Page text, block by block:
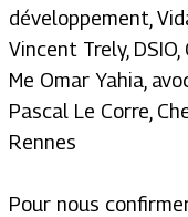
développement,
Vincent Trely, DSIO,
Me Omar Yahia,
Pascal Le Corre,
Rennes
Pour nous